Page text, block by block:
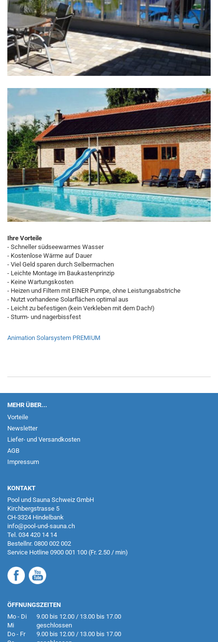
Ihre Vorteile
- Schneller südseewarmes Wasser
- Kostenlose Wärme auf Dauer
- Viel Geld sparen durch Selbermachen
- Leichte Montage im Baukastenprinzip
- Keine Wartungskosten
- Heizen und Filtern mit EINER Pumpe, ohne Leistungsabstriche
- Nutzt vorhandene Solarflächen optimal aus
- Leicht zu befestigen (kein Verkleben mit dem Dach!)
- Sturm- und nagerbissfest
Animation Solarsystem PREMIUM
MEHR ÜBER...
Vorteile
Newsletter
Liefer- und Versandkosten
AGB
Impressum
KONTAKT
Pool und Sauna Schweiz GmbH
Kirchbergstrasse 5
CH-3324 Hindelbank
info@pool-und-sauna.ch
Tel. 034 420 14 14
Bestellnr. 0800 002 002
Service Hotline 0900 001 100 (Fr. 2.50 / min)
ÖFFNUNGSZEITEN
Mo - Di
9.00 bis 12.00 / 13.00 bis 17.00
Mi
geschlossen
Do - Fr
9.00 bis 12.00 / 13.00 bis 17.00